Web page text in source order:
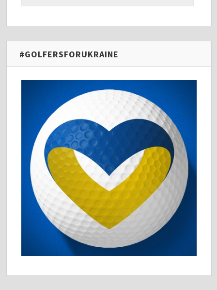
#GOLFERSFORUKRAINE